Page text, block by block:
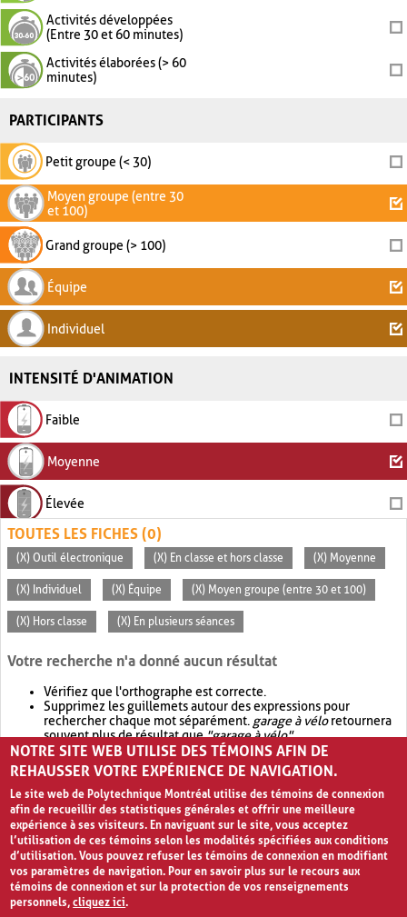
Activités développées
(Entre 30 et 60 minutes)
Activités élaborées (> 60
minutes)
PARTICIPANTS
Petit groupe (< 30)
Moyen groupe (entre 30
et 100)
Grand groupe (> 100)
Équipe
Individuel
INTENSITÉ D'ANIMATION
Faible
Moyenne
Élevée
TOUTES LES FICHES (0)
(X) Outil électronique (X) En classe et hors classe (X) Moyenne
(X) Individuel (X) Équipe (X) Moyen groupe (entre 30 et 100)
(X) Hors classe (X) En plusieurs séances
Votre recherche n'a donné aucun résultat
Vérifiez que l'orthographe est correcte.
Supprimez les guillemets autour des expressions pour
rechercher chaque mot séparément. garage à véloretournera
souvent plus de résultat que"garage à vélo".
Envisagez d'élargir votre recherche avec OR.garage OR vélo
retournera souvent plus de résultat quegarage à vélo
NOTRE SITE WEB UTILISE DES TÉMOINS AFIN DE
REHAUSSER VOTRE EXPÉRIENCE DE NAVIGATION.
Le site web de Polytechnique Montréal utilise des témoins de connexion
afin de recueillir des statistiques générales et offrir une meilleure
expérience à ses visiteurs. En naviguant sur le site, vous acceptez
l’utilisation de ces témoins selon les modalités spécifiées aux conditions
d’utilisation. Vous pouvez refuser les témoins de connexion en modifiant
vos paramètres de navigation. Pour en savoir plus sur le recours aux
témoins de connexion et sur la protection de vos renseignements
personnels,cliquez ici.